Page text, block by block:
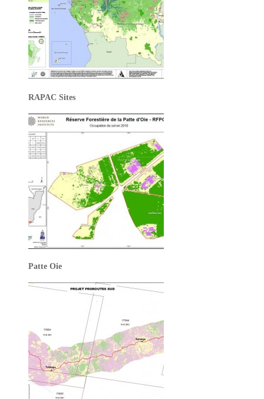
RAPAC Sites
Patte Oie